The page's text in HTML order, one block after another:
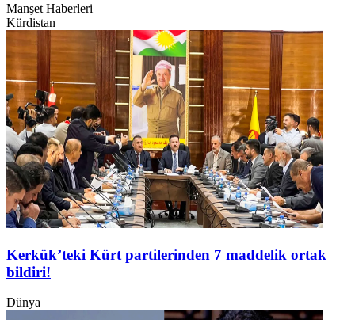
Manşet Haberleri
Kürdistan
Kerkük’teki Kürt partilerinden 7 maddelik ortak
bildiri!
Dünya